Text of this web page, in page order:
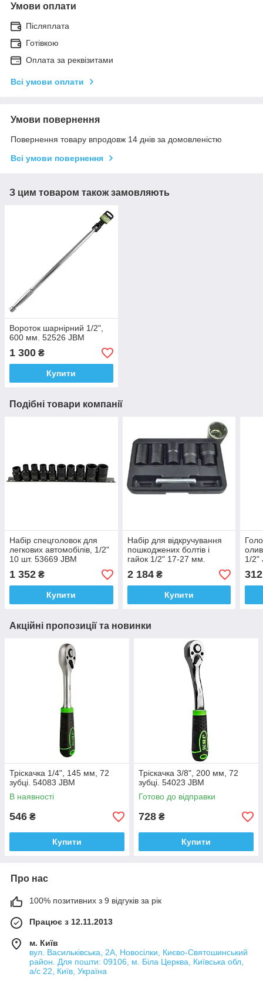
Умови оплати
Післяплата
Готівкою
Оплата за реквізитами
Всі умови оплати
Умови повернення
Повернення товару впродовж 14 днів за домовленістю
Всі умови повернення
З цим товаром також замовляють
Вороток шарнірний 1/2",
600 мм. 52526 JBM
1 300 ₴
Купити
Подібні товари компанії
Набір спецголовок для
легкових автомобілів, 1/2"
10 шт. 53669 JBM
1 352 ₴
Купити
Набір для відкручування
пошкоджених болтів і
гайок 1/2" 17-27 мм.
2 184₴
Купити
1/2"
312
Акційні пропозиції та новинки
Тріскачка 1/4", 145 мм, 72
зубці. 54083 JBM
В наявності
546 ₴
Купити
Тріскачка 3/8", 200 мм, 72
зубці. 54023 JBM
Готово до відправки
728 ₴
Купити
Про нас
100% позитивних з 9 відгуків за рік
Працює з 12.11.2013
м. Київ
вул. Васильківська, 2А, Новосілки, Києво-Святошинський
район. Для пошти: 09106, м. Біла Церква, Київська обл,
а/с 22, Київ, Україна